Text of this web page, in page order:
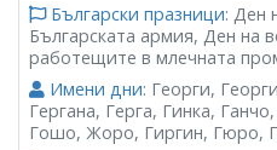
Български празници: Ден
Българската армия, Ден на
работещите в млечната
Имени дни: Георги,
Гергана, Герга, Гинка,
Гошо, Жоро, Гиргин, Гюро,